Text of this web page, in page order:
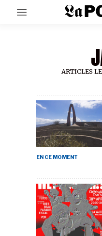
GRAND ANGLE
AU LARGE
À PROPOS
NOS
ARTICLES
EN CE MOMENT